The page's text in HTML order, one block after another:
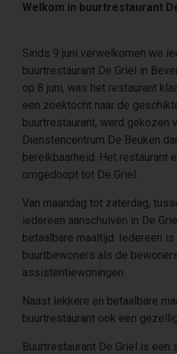
Welkom in buurtrestaurant
Sinds 9 juni verwelkomen we
buurtrestaurant De Griel in
op 8 juni, was het restaurant
een zoektocht naar de
buurtrestaurant, werd gekozen
Dienstencentrum De Beuken
bereikbaarheid. Het restaurant
omgedoopt tot De Griel.
Van maandag tot zaterdag,
iedereen aanschuiven in De
betaalbare maaltijd. Iedereen
buurtbewoners als de
assistentiewoningen.
Naast lekkere en betaalbare
buurtrestaurant ook een
Buurtrestaurant De Griel is een